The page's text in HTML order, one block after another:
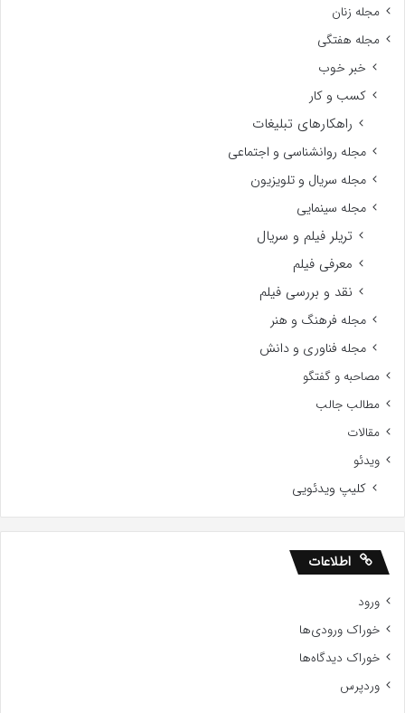
مجله زنان
مجله هفتگی
خبر خوب
کسب و کار
راهکارهای تبلیغات
مجله روانشناسی و اجتماعی
مجله سریال و تلویزیون
مجله سینمایی
تریلر فیلم و سریال
معرفی فیلم
نقد و بررسی فیلم
مجله فرهنگ و هنر
مجله فناوری و دانش
مصاحبه و گفتگو
مطالب جالب
مقالات
ویدئو
کلیپ ویدئویی
اطلاعات
ورود
خوراک ورودی‌ها
خوراک دیدگاه‌ها
وردپرس